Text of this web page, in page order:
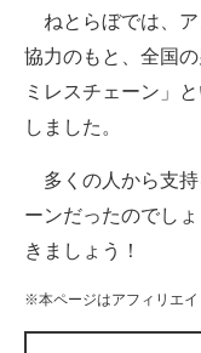
ビジネスと働き方の
経営リーダーのコミ
マーケ×ITの今がよく
ねとらぼでは、ア
協力のもと、全国
ミレスチェーン」
しました。
多くの人から支持
ーンだったのでし
きましょう！
※本ページはアフィリエ